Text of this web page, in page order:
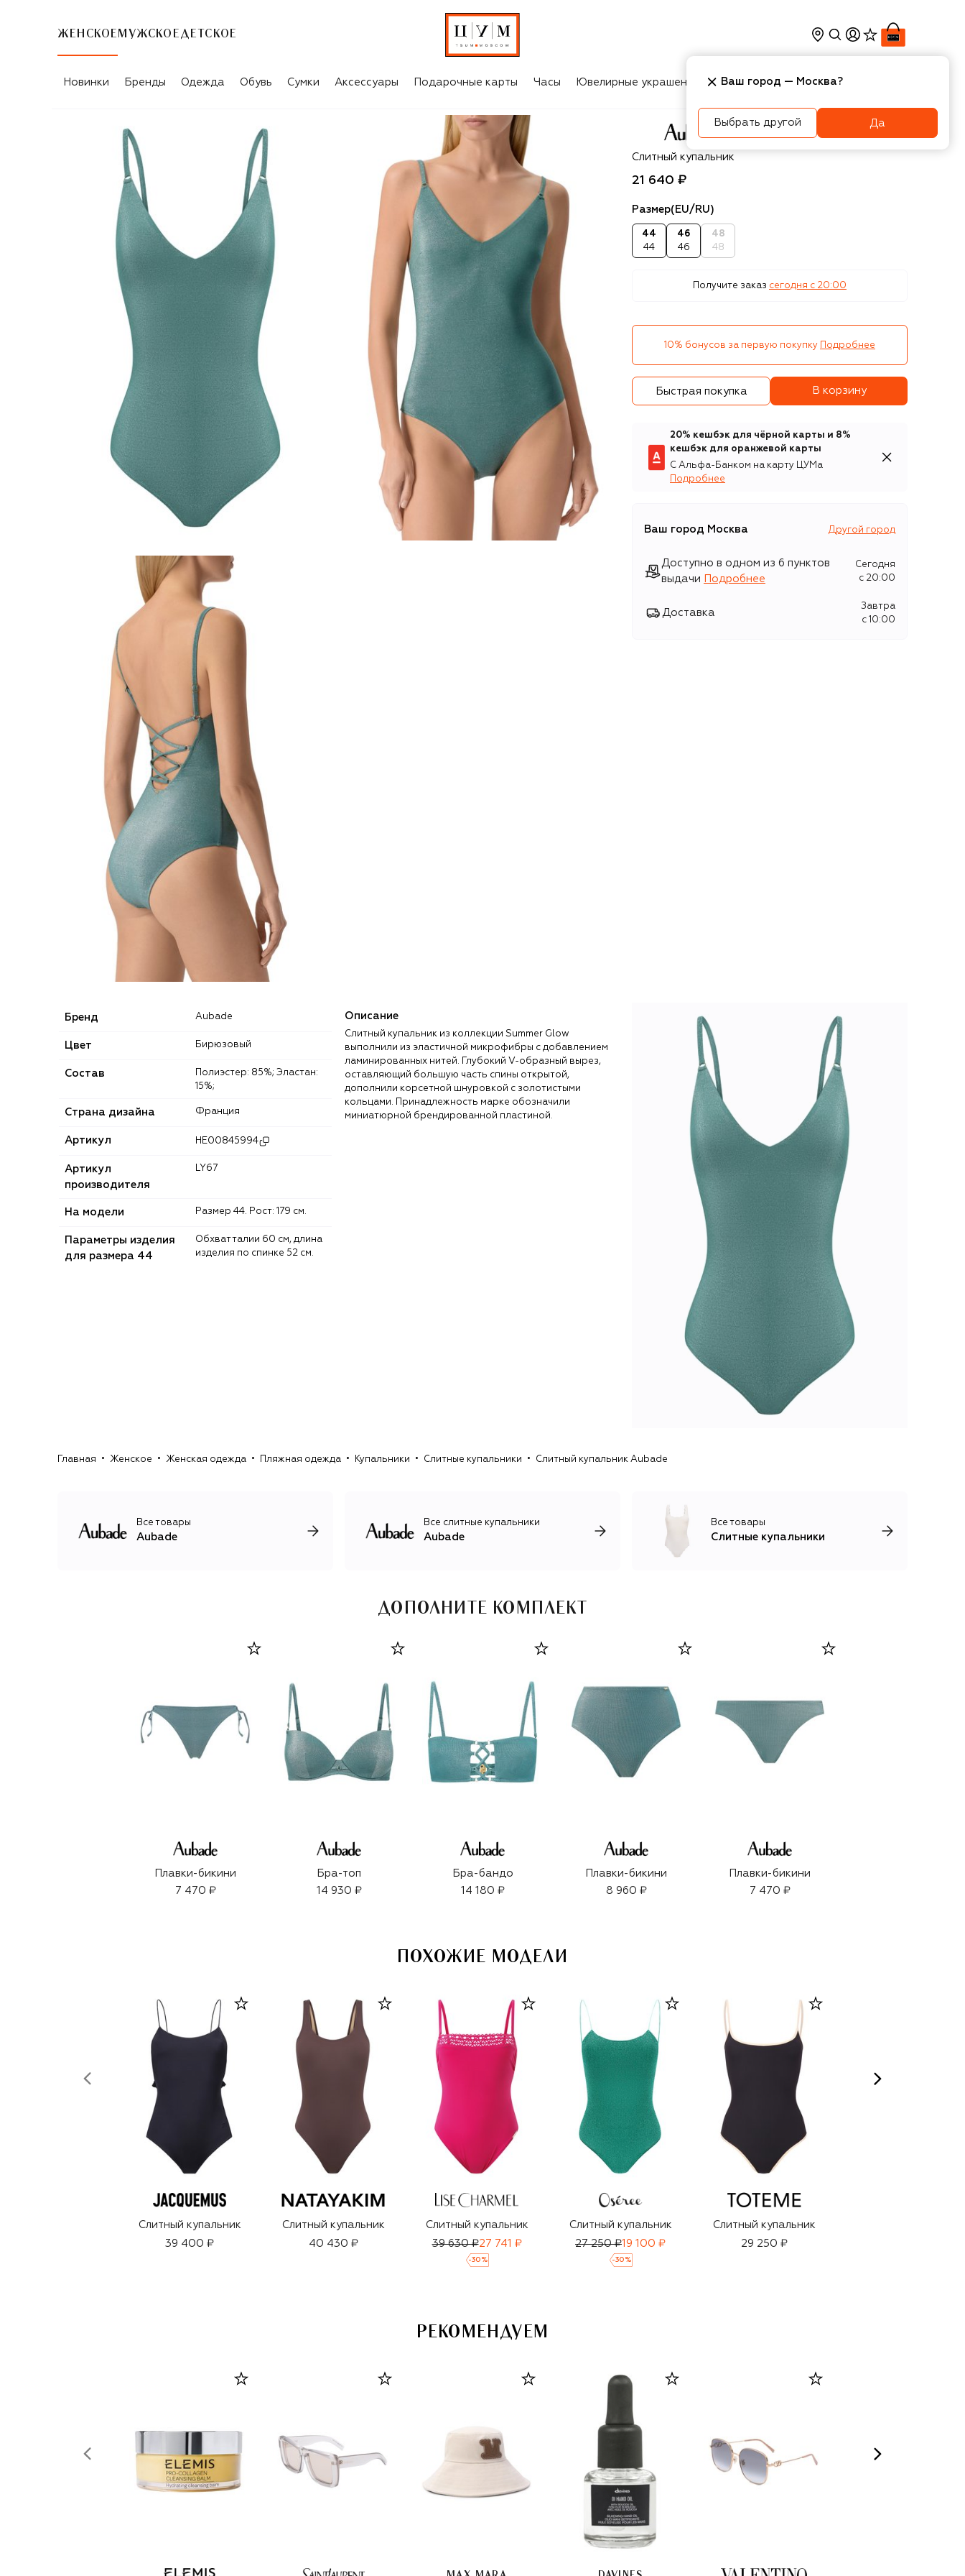
ЖЕНСКОЕ МУЖСКОЕ ДЕТСКОЕ
Новинки Бренды Одежда Обувь Сумки Аксессуары Подарочные карты Часы Ювелирные украшения Косметика Интерьер
Aubade
Слитный купальник
21 640 ₽
Размер(EU/RU)
44
44
46
46
48
48
Получите заказ сегодня c 20:00
10% бонусов за первую покупку Подробнее
Быстрая покупка В корзину
20% кешбэк для чёрной карты и 8%
кешбэк для оранжевой карты
С Альфа-Банком на карту ЦУМа
Подробнее
Ваш город Москва Другой город
Доступно в одном из 6 пунктов
выдачи
Подробнее
Сегодня
c 20:00
Доставка
Завтра
c 10:00
Бренд Aubade
Цвет Бирюзовый
Состав
15%;
Страна дизайна Франция
Артикул HE00845994
Артикул
производителя
LY67
На модели Размер 44. Рост: 179 см.
Параметры изделия
для размера 44
Обхват талии 60 см, длина
изделия по спинке 52 см.
Описание
Слитный купальник из коллекции Summer Glow
выполнили из эластичной микрофибры с добавлением
ламинированных нитей. Глубокий V-образный вырез,
оставляющий большую часть спины открытой,
дополнили корсетной шнуровкой с золотистыми
кольцами. Принадлежность марке обозначили
миниатюрной брендированной пластиной.
Главная Женское Женская одежда Пляжная одежда Купальники Слитные купальники Слитный купальник Aubade
Все товары
Aubade
Все слитные купальники
Aubade
Все товары
Слитные купальники
ДОПОЛНИТЕ КОМПЛЕКТ
Плавки-бикини
7 470 ₽
Бра-топ
14 930 ₽
Бра-бандо
14 180 ₽
Плавки-бикини
8 960 ₽
Плавки-бикини
7 470 ₽
ПОХОЖИЕ МОДЕЛИ
Слитный купальник
39 400 ₽
Слитный купальник
40 430 ₽
Слитный купальник
39 630 ₽27 741 ₽
-30 %
Слитный купальник
27 250 ₽19 100 ₽
-30 %
Слитный купальник
29 250 ₽
РЕКОМЕНДУЕМ
Ваш город — Москва?
Выбрать другой Да